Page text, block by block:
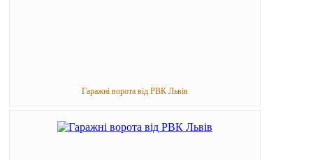
Гаражні ворота від РВК Львів